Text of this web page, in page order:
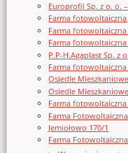
Europrofil Sp. z o. o.
Farma fotowoltaiczna
Farma
Farma
P.P-H.Agaplast Sp. z
Farma
Osiedle
Osiedle
Farma
Farma
Jemiołowo 170/1
Farma